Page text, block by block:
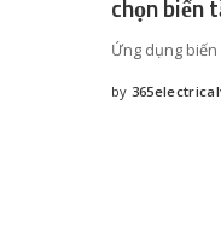
Ứng dụng
Posted
by